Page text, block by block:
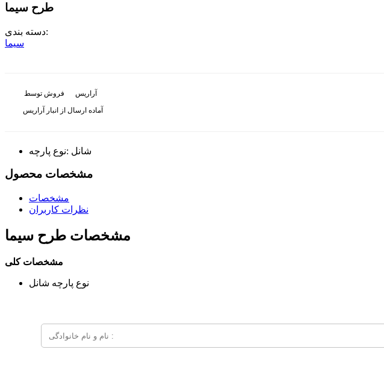
طرح سیما
دسته بندی:
سیما
فروش توسط
آراریس
آماده ارسال از انبار آراریس
نوع پارچه: شانل
مشخصات محصول
مشخصات
نظرات کاربران
مشخصات طرح سیما
مشخصات کلی
نوع پارچه شانل